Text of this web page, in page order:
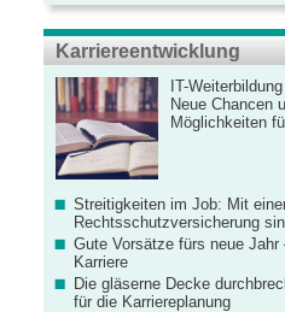
Karriereentwicklung
IT-
Neue Chancen
Möglichkeiten
Streitigkeiten im Job: Mit
Rechtsschutzversicherung
Gute Vorsätze fürs neue Jahr
Karriere
Die gläserne Decke
für die Karriereplanung